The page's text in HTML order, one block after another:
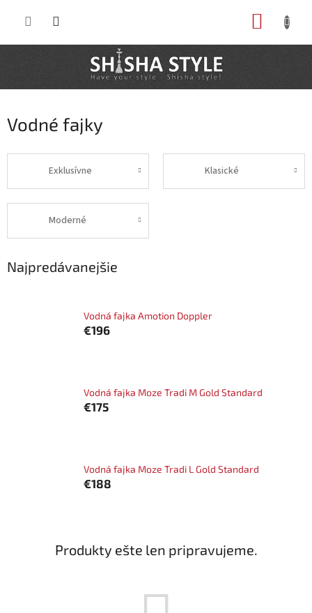
Vodné fajky
Exklusívne Klasické
Moderné
Najpredávanejšie
Vodná fajka Amotion Doppler
€196
Vodná fajka Moze Tradi M Gold Standard
€175
Vodná fajka Moze Tradi L Gold Standard
€188
Produkty ešte len pripravujeme.